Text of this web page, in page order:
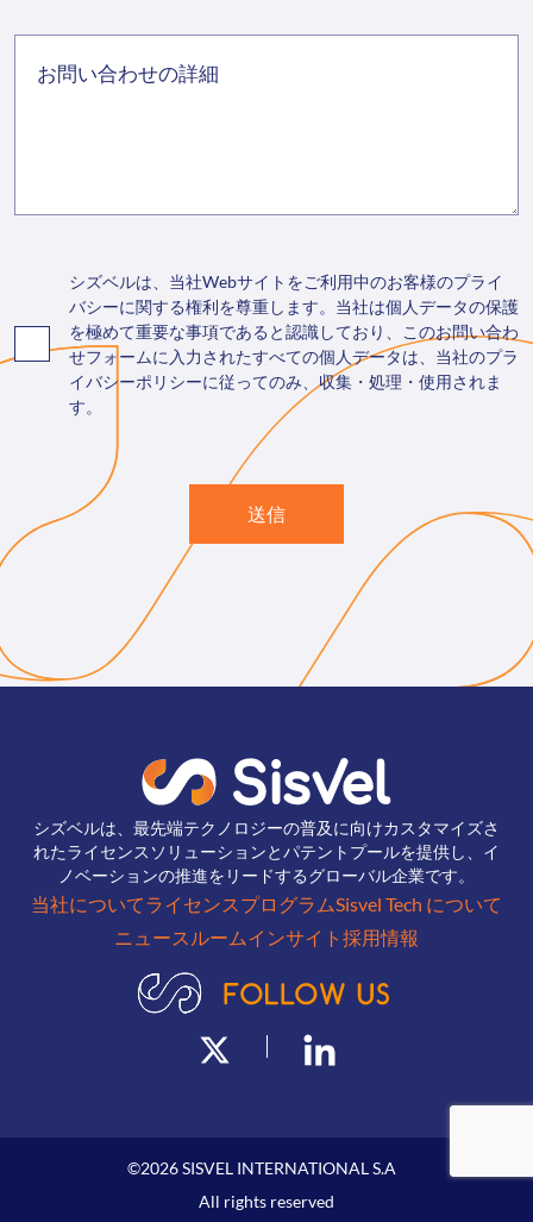
シズベルは、当社Webサイトをご利用中のお客様のプライ
バシーに関する権利を尊重します。当社は個人データの保護
を極めて重要な事項であると認識しており、このお問い合わ
せフォームに入力されたすべての個人データは、当社のプラ
イバシーポリシーに従ってのみ、収集・処理・使用されま
す。
送信
シズベルは、最先端テクノロジーの普及に向けカスタマイズさ
れたライセンスソリューションとパテントプールを提供し、イ
ノベーションの推進をリードするグローバル企業です。
当社についてライセンスプログラムSisvel Tech について
ニュースルームインサイト 採用情報
©2026SISVEL INTERNATIONAL S.A
All rights reserved